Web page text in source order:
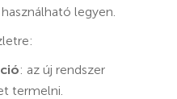
legyen.
: az új rendszer
termelni.